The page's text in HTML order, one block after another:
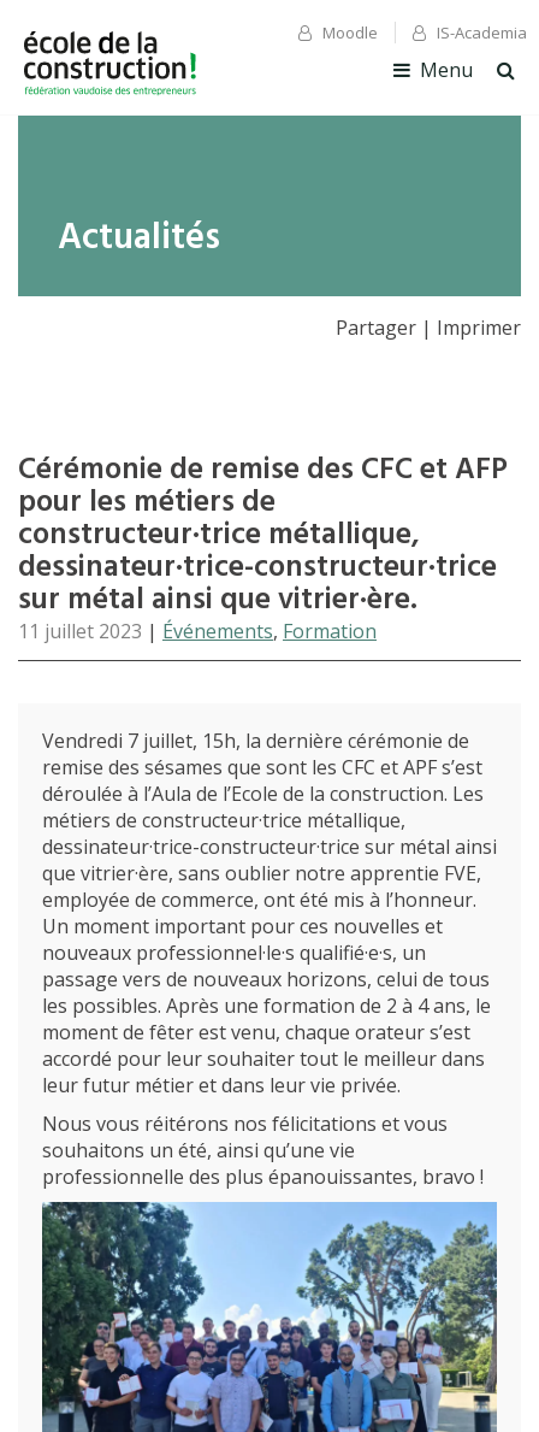
✕ Fermer
L’école
Formations
Promotion des métiers
✕ Fermer
Moodle IS-Academia
Menu
la
Actualités
Partager | Imprimer
Cérémonie de remise des CFC et AFP
pour les métiers de
constructeur·trice métallique,
dessinateur·trice-constructeur·trice
sur métal ainsi que vitrier·ère.
11 juillet 2023 | Événements, Formation
Vendredi 7 juillet, 15h, la dernière cérémonie de
remise des sésames que sont les CFC et APF s’est
déroulée à l’Aula de l’Ecole de la construction. Les
métiers de constructeur·trice métallique,
dessinateur·trice-constructeur·trice sur métal ainsi
que vitrier·ère, sans oublier notre apprentie FVE,
employée de commerce, ont été mis à l’honneur.
Un moment important pour ces nouvelles et
nouveaux professionnel·le·s qualifié·e·s, un
passage vers de nouveaux horizons, celui de tous
les possibles. Après une formation de 2 à 4 ans, le
moment de fêter est venu, chaque orateur s’est
accordé pour leur souhaiter tout le meilleur dans
leur futur métier et dans leur vie privée.
Nous vous réitérons nos félicitations et vous
souhaitons un été, ainsi qu’une vie
professionnelle des plus épanouissantes, bravo !